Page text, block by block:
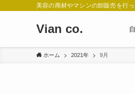
美容の商材やマシンの卸販売を行っ
Vian co.
ホーム 2021年 9月